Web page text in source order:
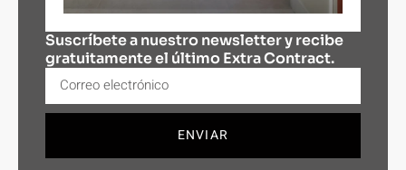
Suscríbete a nuestro newsletter y recibe
gratuitamente el último Extra Contract.
ENVIAR